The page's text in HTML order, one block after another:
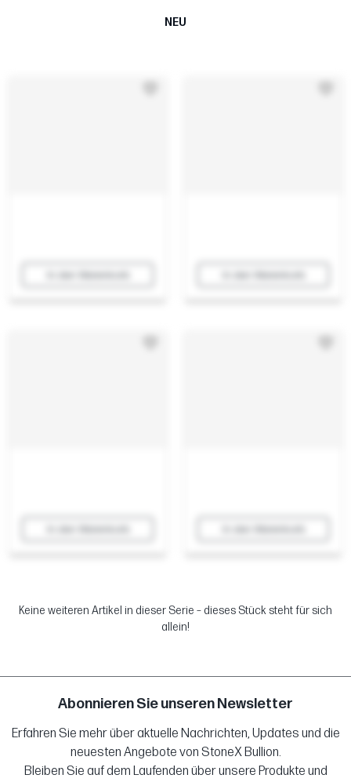
NEU
Keine weiteren Artikel in dieser Serie – dieses Stück steht für sich
allein!
Abonnieren Sie unseren Newsletter
Erfahren Sie mehr über aktuelle Nachrichten, Updates und die
neuesten Angebote von StoneX Bullion.
Bleiben Sie auf dem Laufenden über unsere Produkte und